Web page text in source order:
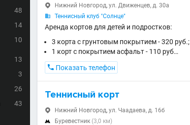
48
14
10
13
3
26
43
 Нижний Новгород, ул. Движенцев, д. 30а
 Теннисный клуб "Солнце"
Аренда кортов для детей и подростков:
3 корта с грунтовым покрытием - 320 руб.;
1 корт с покрытием асфальт - 110 руб…
 Показать телефон
Теннисный корт
 Нижний Новгород, ул. Чаадаева, д. 16б
 Буревестник (3,0 км)